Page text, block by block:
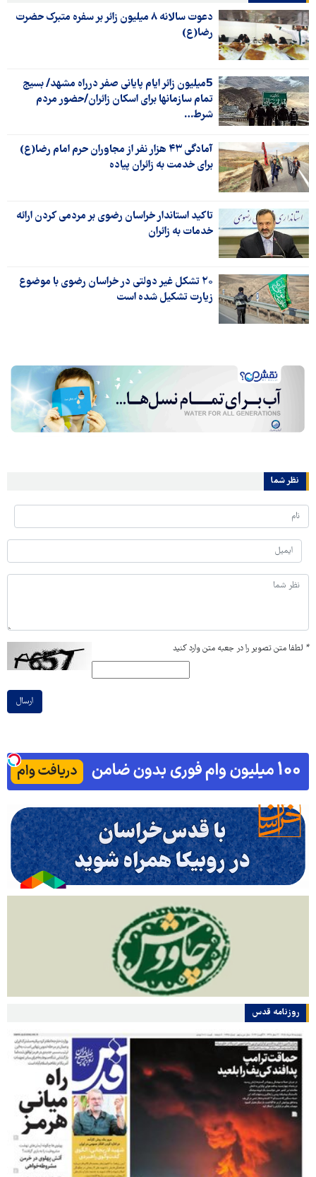
دعوت سالانه ۸ میلیون زائر بر سفره متبرک حضرت
رضا(ع)
5میلیون زائر ایام پایانی صفر درراه مشهد/ بسیج
تمام سازمانها برای اسکان زائران/حضور مردم
شرط…
آمادگی ۴۳ هزار نفر از مجاوران حرم امام رضا(ع)
برای خدمت به زائران پیاده
تاکید استاندار خراسان رضوی بر مردمی کردن ارائه
خدمات به زائران
۲۰ تشکل غیر دولتی در خراسان رضوی با موضوع
زیارت تشکیل شده است
نظر شما
* لطفا متن تصویر را در جعبه متن وارد کنید
ارسال
روزنامه قدس